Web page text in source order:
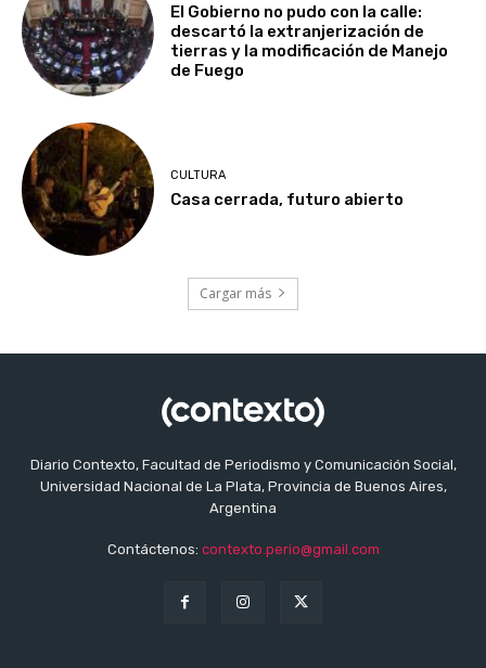
El Gobierno no pudo con la calle:
descartó la extranjerización de
tierras y la modificación de Manejo
de Fuego
CULTURA
Casa cerrada, futuro abierto
Cargar más
Diario Contexto, Facultad de Periodismo y Comunicación Social,
Universidad Nacional de La Plata, Provincia de Buenos Aires,
Argentina
Contáctenos: contexto.perio@gmail.com